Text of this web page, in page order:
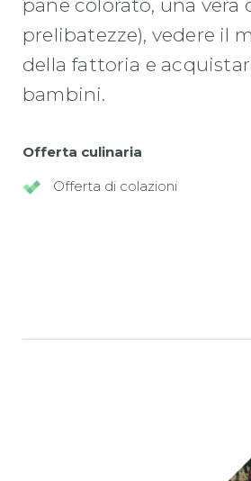
pane colorato, una
prelibatezze), vedere il
della fattoria e
bambini.
Offerta culinaria
Offerta di colazioni